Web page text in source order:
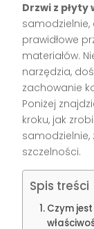
Drzwi z
prawidłowe
materiałów.
narzędzia,
zachowanie
Poniżej
kroku, jak
samodzielnie,
szczelności.
Spis treści
Czym